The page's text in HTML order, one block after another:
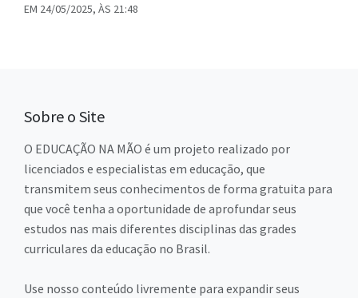
EM 24/05/2025, ÀS 21:48
Sobre o Site
O EDUCAÇÃO NA MÃO é um projeto realizado por
licenciados e especialistas em educação, que
transmitem seus conhecimentos de forma gratuita para
que você tenha a oportunidade de aprofundar seus
estudos nas mais diferentes disciplinas das grades
curriculares da educação no Brasil.
Use nosso conteúdo livremente para expandir seus